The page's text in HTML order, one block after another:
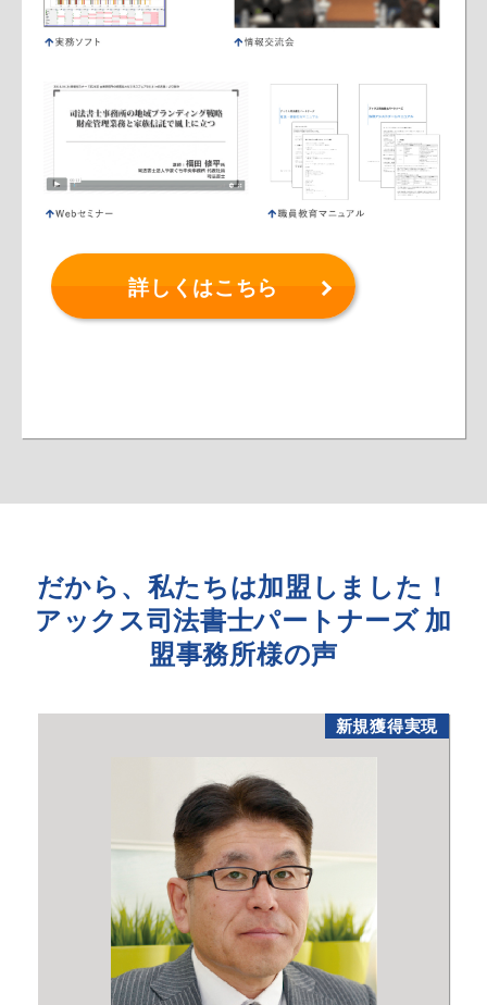
詳しくはこちら
だから、私たちは加盟しました！
アックス司法書士パートナーズ 加
盟事務所様の声
新規獲得実現